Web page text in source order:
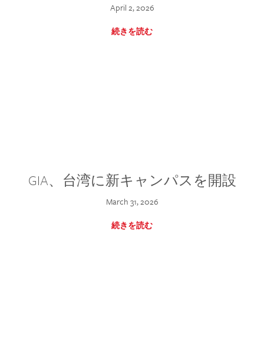
April 2, 2026
続きを読む
GIA、台湾に新キャンパスを開設
March 31, 2026
続きを読む